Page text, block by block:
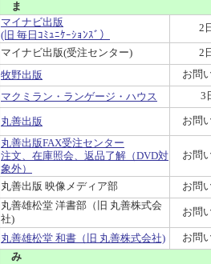
ま
マイナビ出版
(旧 毎日ｺﾐｭﾆｹｰｼｮﾝｽﾞ）
2
マイナビ出版(受注センター)
2
牧野出版
お問
マクミラン・ランゲージ・ハウス
3
丸善出版
お問
丸善出版FAX受注センター
注文、在庫照会、返品了解（DVD対
象外）
お問
丸善出版 映像メディア部
お問
丸善雄松堂 洋書部（旧 丸善株式会
社)
お問
丸善雄松堂 和書（旧 丸善株式会社)
お問
み